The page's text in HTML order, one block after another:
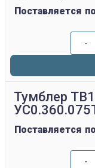
Поставляется
-
Тумблер
Поставляется
-